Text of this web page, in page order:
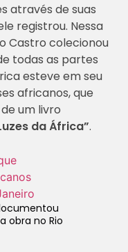
através de suas
registrou. Nessa
Castro colecionou
todas as partes
esteve em seu
africanos, que
um livro
da África”.
obra no Rio